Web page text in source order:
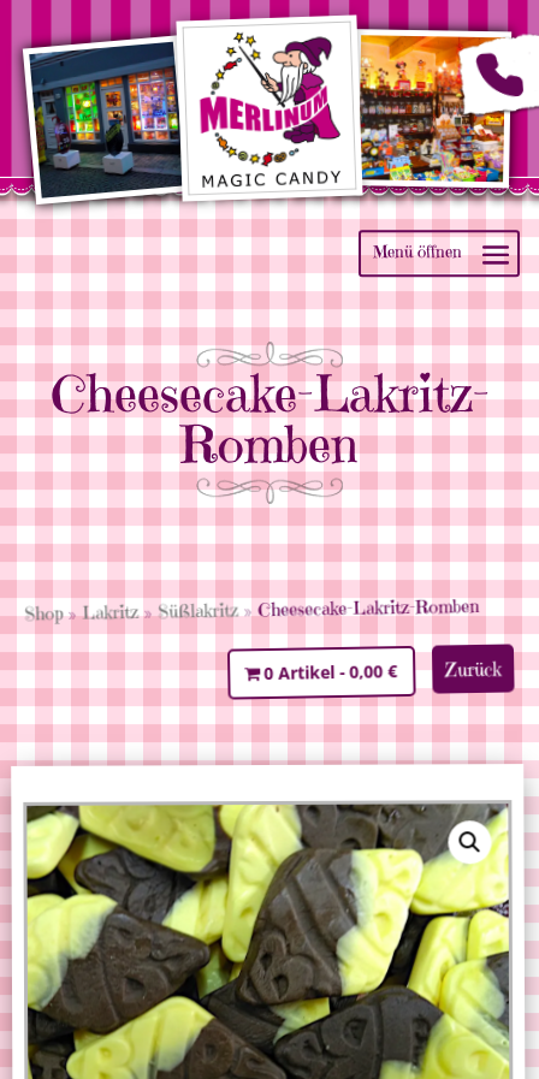
Cheesecake-Lakritz-
Romben
Shop»Lakritz»Süßlakritz » Cheesecake-Lakritz-Romben
Zurück
0 Artikel 0,00 €